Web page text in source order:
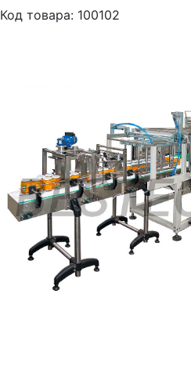
Код товара: 100102